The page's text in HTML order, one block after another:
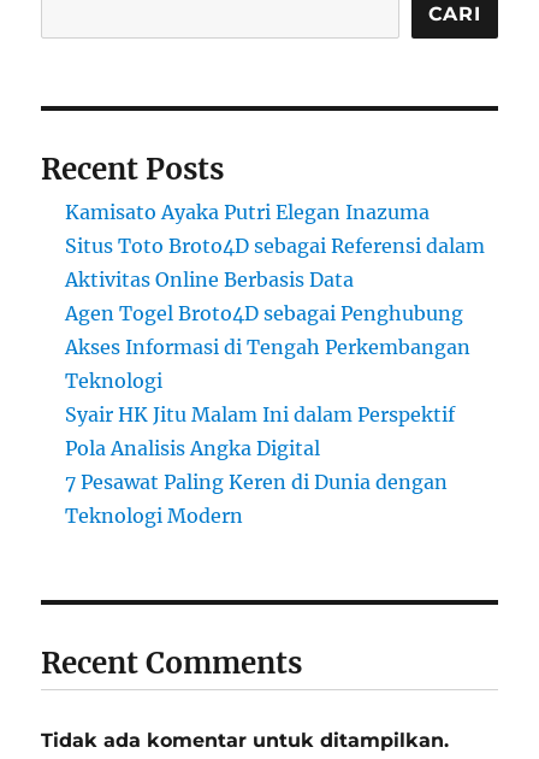
CARI
Recent Posts
Kamisato Ayaka Putri Elegan Inazuma
Situs Toto Broto4D sebagai Referensi dalam
Aktivitas Online Berbasis Data
Agen Togel Broto4D sebagai Penghubung
Akses Informasi di Tengah Perkembangan
Teknologi
Syair HK Jitu Malam Ini dalam Perspektif
Pola Analisis Angka Digital
7 Pesawat Paling Keren di Dunia dengan
Teknologi Modern
Recent Comments
Tidak ada komentar untuk ditampilkan.